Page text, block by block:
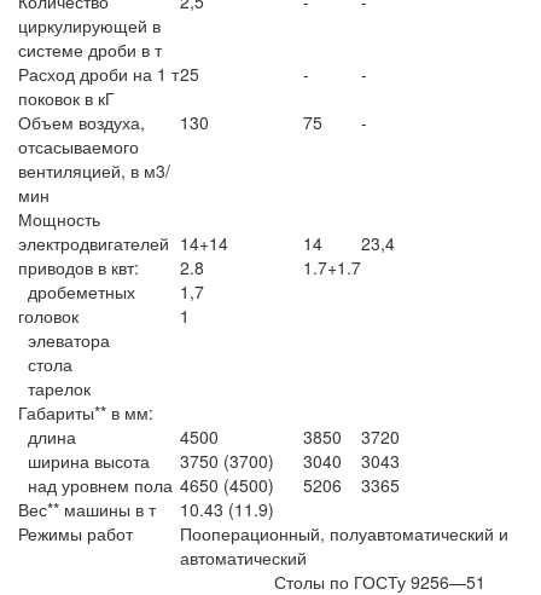
циркулирующей в
системе дроби в т
Расход дроби на 1 т
поковок в кГ
25 -
-
Объем воздуха,
отсасываемого
вентиляцией, в м3/
мин
130 75 -
Мощность
электродвигателей
приводов в квт:
дробеметных
головок
элеватора
стола
тарелок
14+14
2.8
1,7
1
14
1.7+1.7
23,4
Габариты** в мм:
длина
ширина высота
над уровнем пола
4500
3750 (3700)
4650 (4500)
3850
3040
5206
3720
3043
3365
Вес** машины в т
10.43 (11.9)
Режимы работ
Пооперационный, полуавтоматический и
автоматический
Столы по ГОСТу 9256—51